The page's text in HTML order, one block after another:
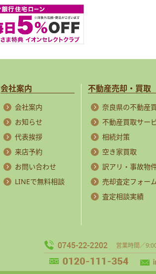
会社案内
会社案内
お知らせ
代表挨拶
来店予約
お問い合わせ
LINEで無料相談
不動産売却・買取
奈良県の不動産
不動産買取サー
相続対策
空き家買取
訳アリ・事故物
売却査定フォー
査定相談実績
営業時間／